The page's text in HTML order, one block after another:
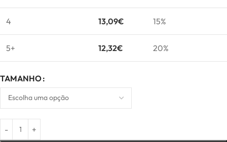
4 13,09€ 15%
5+ 12,32€ 20%
TAMANHO